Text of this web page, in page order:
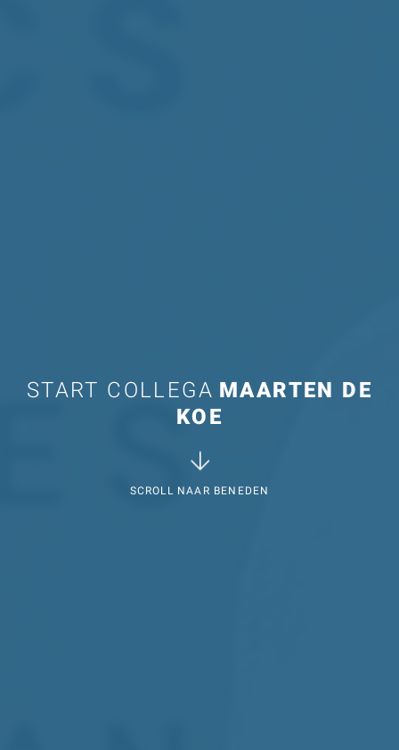
START COLLEGA MAARTEN DE
KOE
SCROLL NAAR BENEDEN